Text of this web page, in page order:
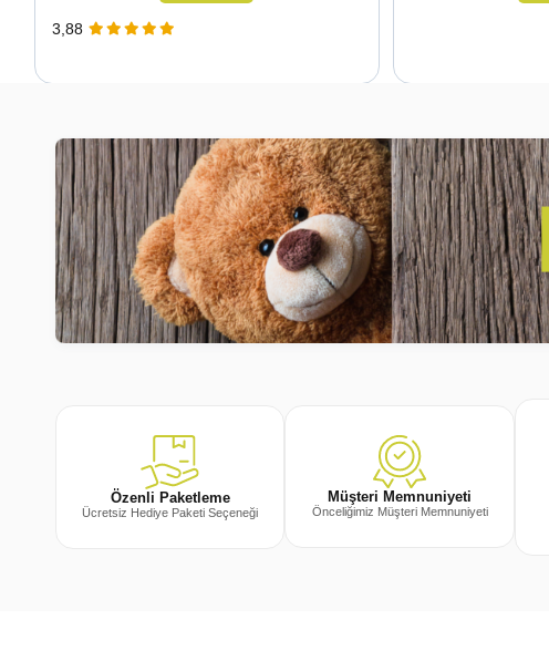
3,88
Özenli Paketleme
Ücretsiz Hediye Paketi Seçeneği
Müşteri Memnuniyeti
Önceliğimiz Müşteri Memnuniyeti